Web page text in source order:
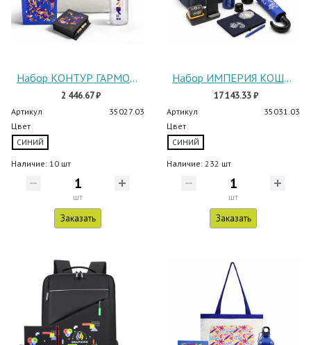
Набор КОНТУР ГАРМОНИИ
2 446.67 ₽
Артикул
35027.03
Цвет
СИНИЙ
Наличие: 10 шт
шт
Заказать
Набор ИМПЕРИЯ КОШЕК
17 143.33 ₽
Артикул
35031.03
Цвет
СИНИЙ
Наличие: 232 шт
шт
Заказать